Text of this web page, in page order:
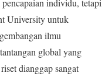
individu, tetapi
University untuk
ilmu
global yang
dianggap sangat